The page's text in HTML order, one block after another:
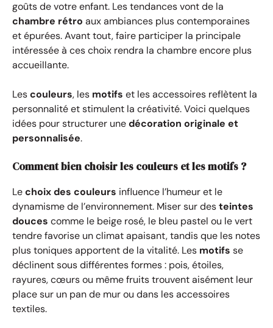
goûts de votre enfant. Les tendances vont de la
chambre rétro aux ambiances plus contemporaines
et épurées. Avant tout, faire participer la principale
intéressée à ces choix rendra la chambre encore plus
accueillante.
Lescouleurs, les motifs et les accessoires reflètent la
personnalité et stimulent la créativité. Voici quelques
idées pour structurer unedécoration originale et
personnalisée.
Comment bien choisir les couleurs et les motifs ?
Lechoix des couleurs influence l’humeur et le
dynamisme de l’environnement. Miser sur desteintes
douces comme le beige rosé, le bleu pastel ou le vert
tendre favorise un climat apaisant, tandis que les notes
plus toniques apportent de la vitalité. Les motifs se
déclinent sous différentes formes : pois, étoiles,
rayures, cœurs ou même fruits trouvent aisément leur
place sur un pan de mur ou dans les accessoires
textiles.